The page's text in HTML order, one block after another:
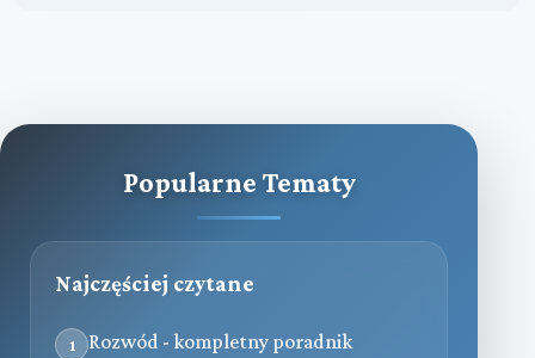
Popularne Tematy
Najczęściej czytane
1
Rozwód - kompletny poradnik